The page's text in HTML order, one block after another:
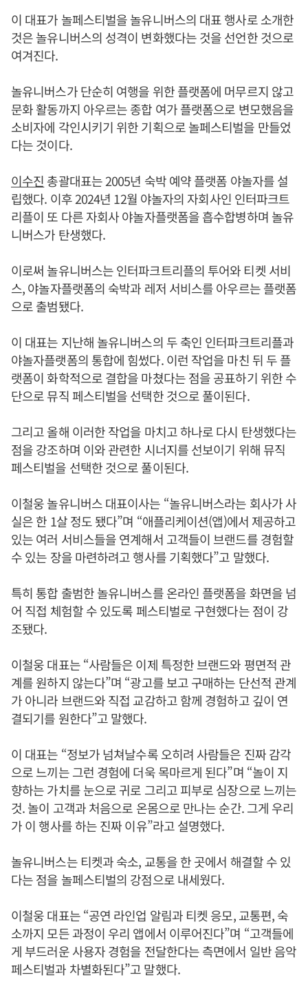
이 대표가 놀페스티벌을 놀유니버스의 대표 행사로 소개한
것은 놀유니버스의 성격이 변화했다는 것을 선언한 것으로
여겨진다.
놀유니버스가 단순히 여행을 위한 플랫폼에 머무르지 않고
문화 활동까지 아우르는 종합 여가 플랫폼으로 변모했음을
소비자에 각인시키기 위한 기획으로 놀페스티벌을 만들었
다는 것이다.
이수진 총괄대표는 2005년 숙박 예약 플랫폼 야놀자를 설
립했다. 이후 2024년 12월 야놀자의 자회사인 인터파크트
리플이 또 다른 자회사 야놀자플랫폼을 흡수합병하며 놀유
니버스가 탄생했다.
이로써 놀유니버스는 인터파크트리플의 투어와 티켓 서비
스, 야놀자플랫폼의 숙박과 레저 서비스를 아우르는 플랫폼
으로 출범됐다.
이 대표는 지난해 놀유니버스의 두 축인 인터파크트리플과
야놀자플랫폼의 통합에 힘썼다. 이런 작업을 마친 뒤 두 플
랫폼이 화학적으로 결합을 마쳤다는 점을 공표하기 위한 수
단으로 뮤직 페스티벌을 선택한 것으로 풀이된다.
그리고 올해 이러한 작업을 마치고 하나로 다시 탄생했다는
점을 강조하며 이와 관련한 시너지를 선보이기 위해 뮤직
페스티벌을 선택한 것으로 풀이된다.
이철웅 놀유니버스 대표이사는 “놀유니버스라는 회사가 사
실은 한 1살 정도 됐다”며 “애플리케이션(앱)에서 제공하고
있는 여러 서비스들을 연계해서 고객들이 브랜드를 경험할
수 있는 장을 마련하려고 행사를 기획했다”고 말했다.
특히 통합 출범한 놀유니버스를 온라인 플랫폼을 화면을 넘
어 직접 체험할 수 있도록 페스티벌로 구현했다는 점이 강
조됐다.
이철웅 대표는 “사람들은 이제 특정한 브랜드와 평면적 관
계를 원하지 않는다”며 “광고를 보고 구매하는 단선적 관계
가 아니라 브랜드와 직접 교감하고 함께 경험하고 깊이 연
결되기를 원한다”고 말했다.
이 대표는 “정보가 넘쳐날수록 오히려 사람들은 진짜 감각
으로 느끼는 그런 경험에 더욱 목마르게 된다”며 “놀이 지
향하는 가치를 눈으로 귀로 그리고 피부로 심장으로 느끼는
것. 놀이 고객과 처음으로 온몸으로 만나는 순간. 그게 우리
가 이 행사를 하는 진짜 이유”라고 설명했다.
놀유니버스는 티켓과 숙소, 교통을 한 곳에서 해결할 수 있
다는 점을 놀페스티벌의 강점으로 내세웠다.
이철웅 대표는 “공연 라인업 알림과 티켓 응모, 교통편, 숙
소까지 모든 과정이 우리 앱에서 이루어진다”며 “고객들에
게 부드러운 사용자 경험을 전달한다는 측면에서 일반 음악
페스티벌과 차별화된다”고 말했다.